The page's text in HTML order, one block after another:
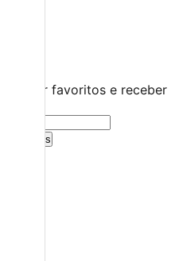
favoritos e receber
Grátis